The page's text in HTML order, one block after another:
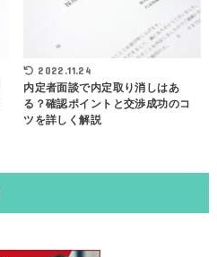
2022.11.24
内定者面談で内定取り消しはあ
る？確認ポイントと交渉成功のコ
ツを詳しく解説